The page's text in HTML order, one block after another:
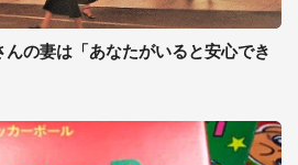
の妻は「あなたがいると安心でき